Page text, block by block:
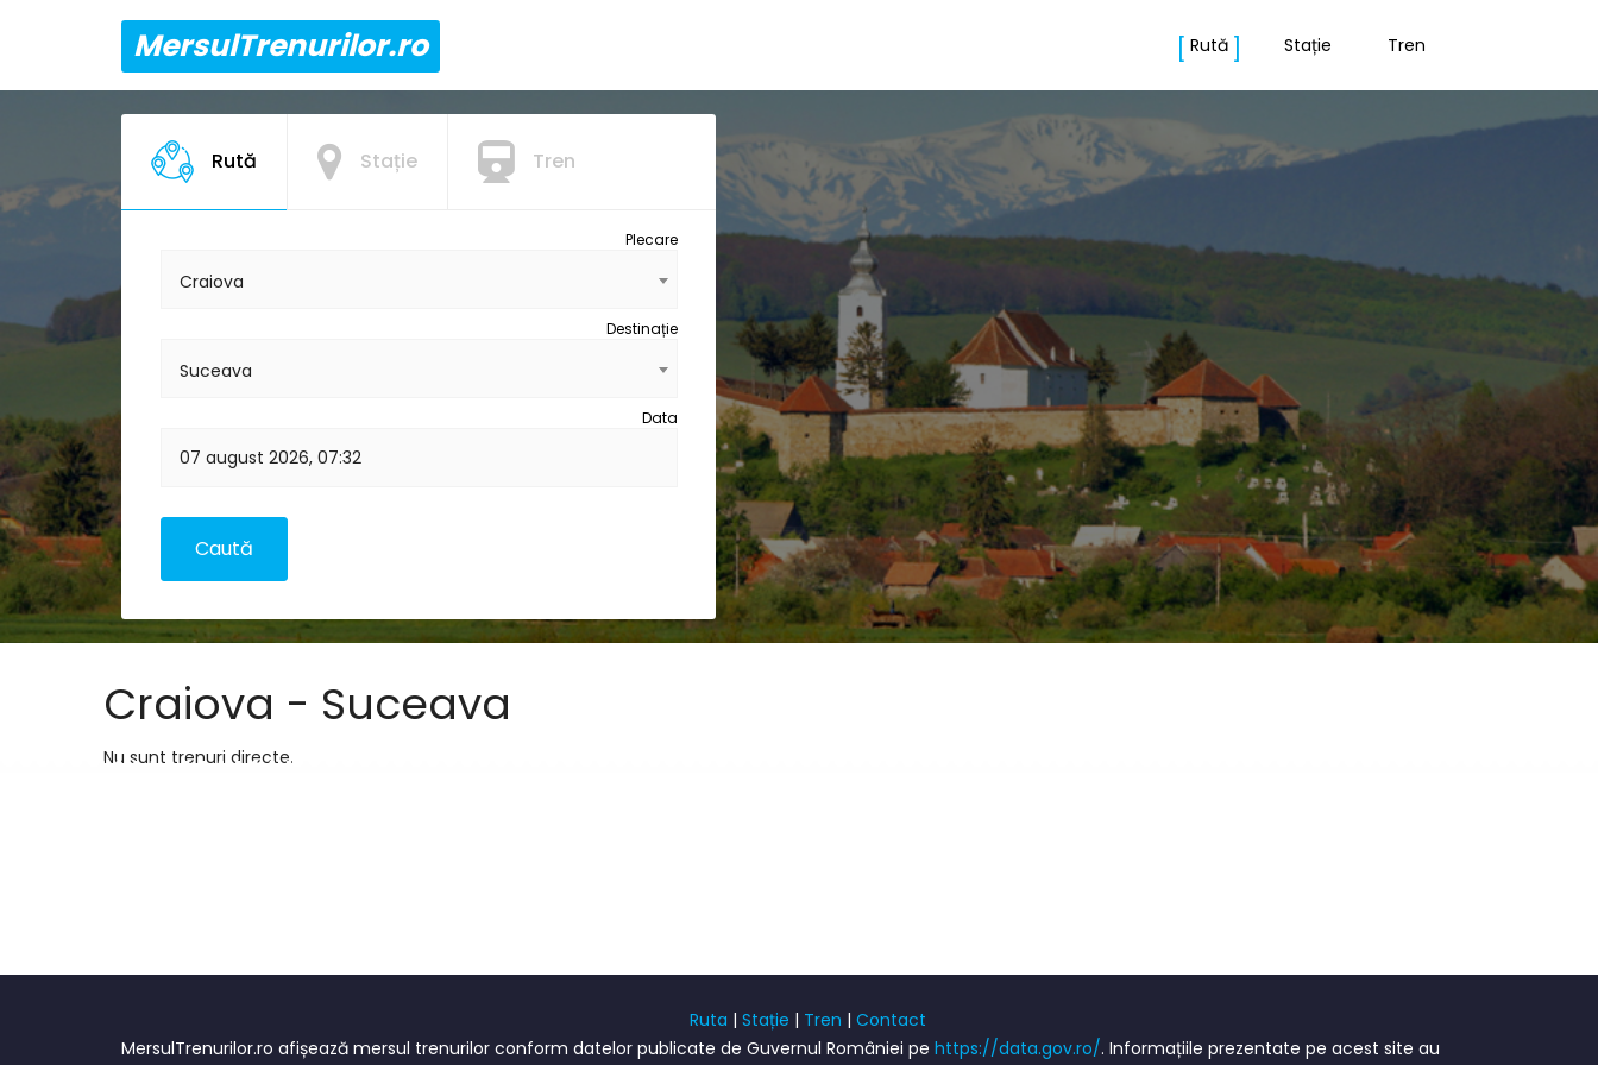
MersulTrenurilor.ro Rută Stație Tren
Rută Stație Tren
Plecare
Craiova
Destinație
Suceava
Data
Craiova - Suceava
Nu sunt trenuri directe.
Ruta | Stație | Tren | Contact
MersulTrenurilor.ro afișează mersul trenurilor conform datelor publicate de Guvernul României pe https://data.gov.ro/. Informațiile prezentate pe acest site au